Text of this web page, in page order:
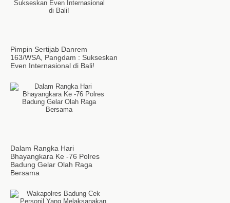
Pimpin Sertijab Danrem
163/WSA, Pangdam : Sukseskan
Even Internasional di Bali!
Dalam Rangka Hari
Bhayangkara Ke -76 Polres
Badung Gelar Olah Raga
Bersama